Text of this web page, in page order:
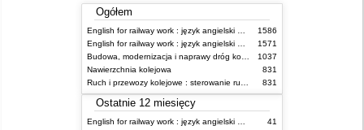
Ogółem
English for railway work : język angielski dla kolejarzy - podręcznik dla początkujących
1586
English for railway work : język angielski dla kolejarzy - podręcznik dla zaawansowanych
1571
Budowa, modernizacja i naprawy dróg kolejowych
1037
Nawierzchnia kolejowa
831
Ruch i przewozy kolejowe : sterowanie ruchem
831
Ostatnie 12 miesięcy
English for railway work : język angielski dla kolejarzy - podręcznik dla zaawansowanych
41